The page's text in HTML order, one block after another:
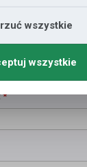
*
wszystkie
wszystkie